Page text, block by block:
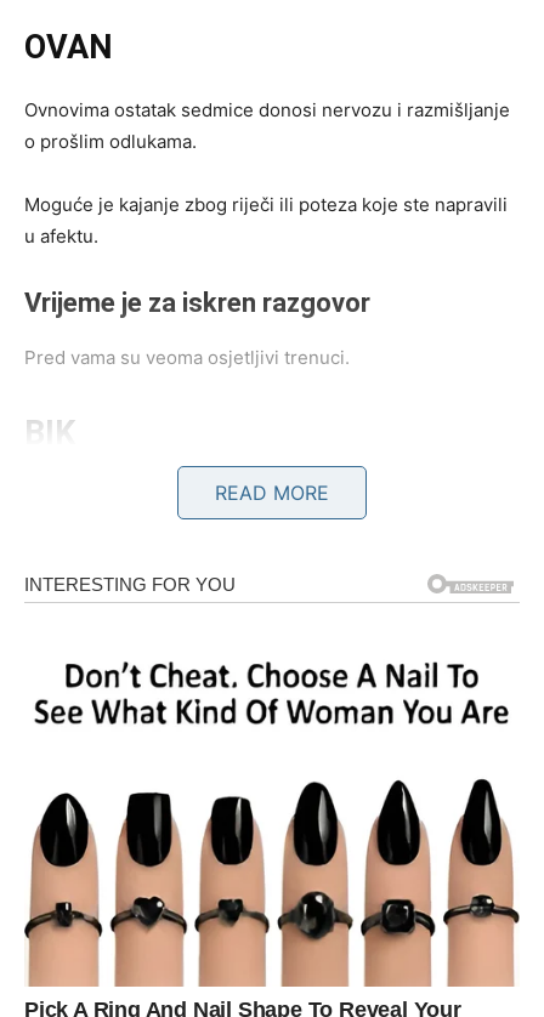
OVAN
Ovnovima ostatak sedmice donosi nervozu i razmišljanje
o prošlim odlukama.
Moguće je kajanje zbog riječi ili poteza koje ste napravili
u afektu.
Vrijeme je za iskren razgovor
Pred vama su veoma osjetljivi trenuci.
BIK
Bikovima dolazi emotivni mir i osjećaj sigurnosti.
koliko želi ozbiljnu budućnost sa vama.
Ljubav vam vraća vjeru u sreću
Pred vama su veoma nježni i posebni trenuci.
BLIZANCI
Zvijezde vam donose neočekivanu poruku ili razgovor
koji mijenja mnogo toga.
Moguće je da ćete konačno čuti istinu koju dugo čekate.
READ MORE